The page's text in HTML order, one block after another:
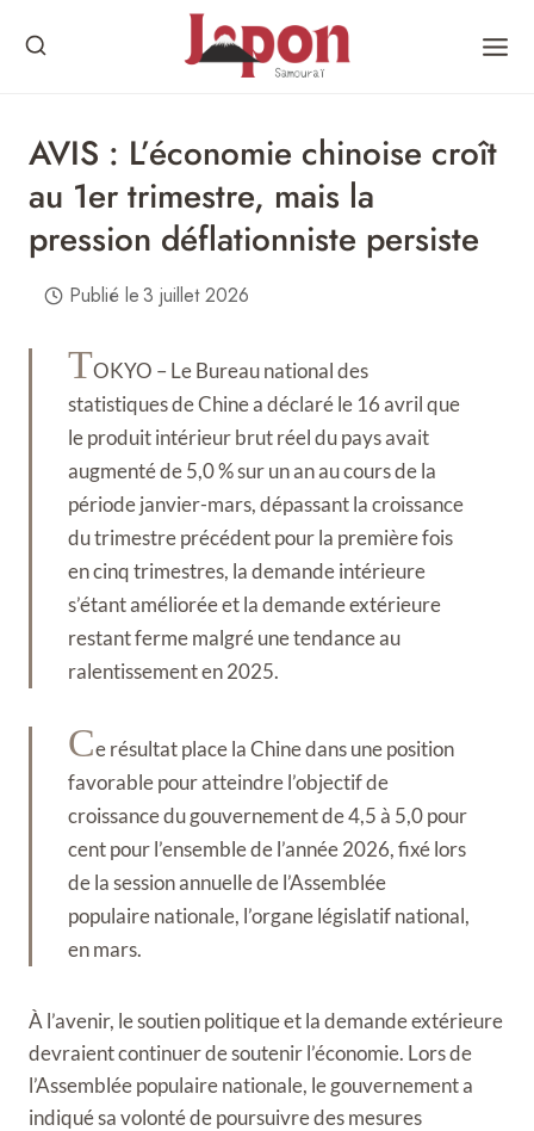
AVIS : L’économie chinoise croît
au 1er trimestre, mais la
pression déflationniste persiste
Publié le3 juillet 2026
TOKYO – Le Bureau national des
statistiques de Chine a déclaré le 16 avril que
le produit intérieur brut réel du pays avait
augmenté de 5,0 % sur un an au cours de la
période janvier-mars, dépassant la croissance
du trimestre précédent pour la première fois
en cinq trimestres, la demande intérieure
s’étant améliorée et la demande extérieure
restant ferme malgré une tendance au
ralentissement en 2025.
Ce résultat place la Chine dans une position
favorable pour atteindre l’objectif de
croissance du gouvernement de 4,5 à 5,0 pour
cent pour l’ensemble de l’année 2026, fixé lors
de la session annuelle de l’Assemblée
populaire nationale, l’organe législatif national,
en mars.
À l’avenir, le soutien politique et la demande extérieure
devraient continuer de soutenir l’économie. Lors de
l’Assemblée populaire nationale, le gouvernement a
indiqué sa volonté de poursuivre des mesures